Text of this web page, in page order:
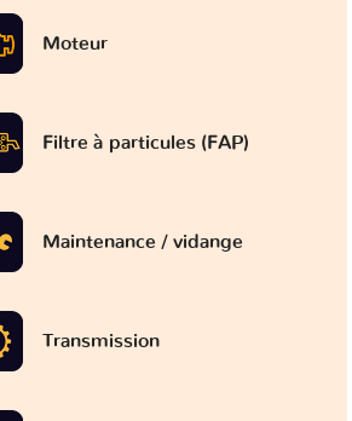
Moteur
Filtre à particules (FAP)
Maintenance / vidange
Transmission